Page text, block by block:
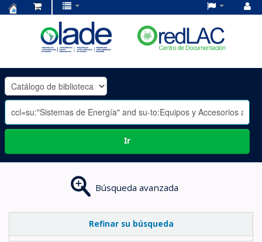
OLADE
-
Ir
Búsqueda avanzada
Refinar su búsqueda